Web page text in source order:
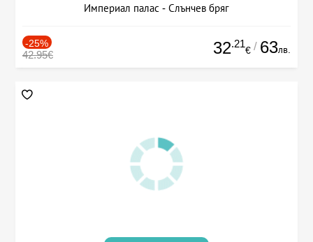
Империал палас - Слънчев бряг
-25%
42.95€ 32.21
€ / 63лв.